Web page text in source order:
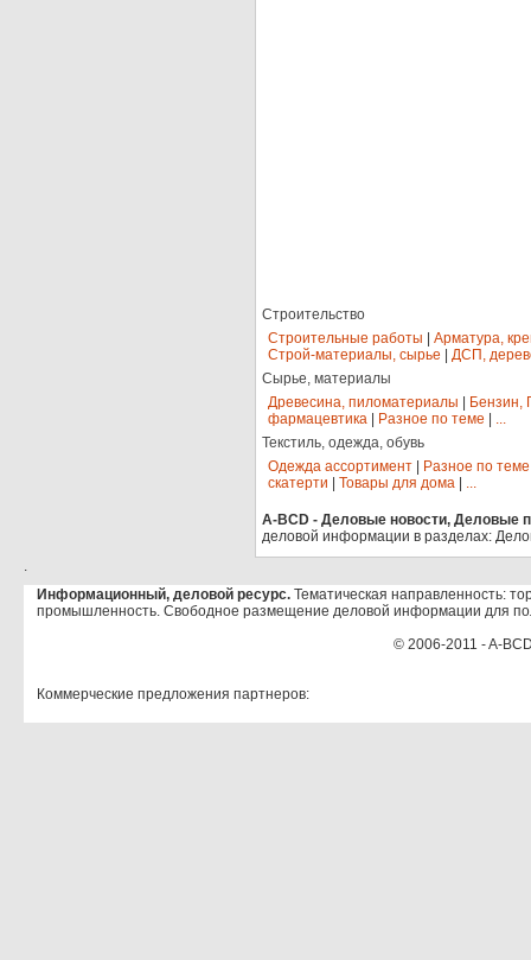
Строительство
Строительные работы
Арматура,
Строй-материалы, сырье
ДСП,
Сырье, материалы
Древесина, пиломатериалы
Бензин,
фармацевтика
Разное по теме
...
Текстиль, одежда, обувь
Одежда ассортимент
Разное по теме
скатерти
Товары для дома ...
A-BCD - Деловые новости, Деловые
деловой информации в разделах:
.
Информационный, деловой ресурс. Тематическая направленность:
промышленность. Свободное размещение деловой информации для
© 2006-2011 - A-
Коммерческие предложения партнеров: